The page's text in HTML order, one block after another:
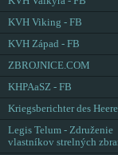
KVH Viking - FB
KVH Západ - FB
ZBROJNICE.COM
KHPAaSZ - FB
Kriegsberichter des
Legis Telum - Združenie
vlastníkov strelných